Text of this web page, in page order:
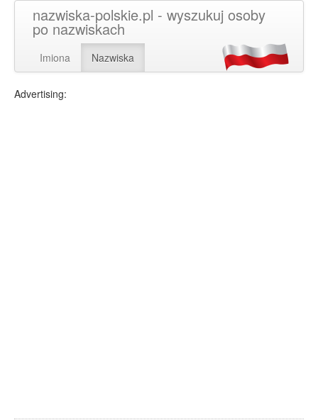
nazwiska-polskie.pl - wyszukuj osoby
po nazwiskach
Imiona Nazwiska
Advertising: